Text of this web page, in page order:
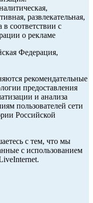
развлекательная,
в соответствии с
о рекламе
Федерация,
рекомендательные
предоставления
и анализа
пользователей сети
Российской
с тем, что мы
с использованием